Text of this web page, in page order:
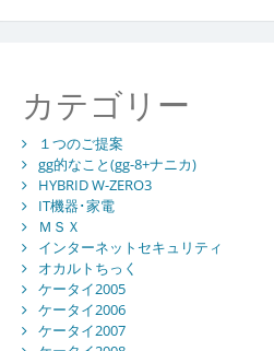
カテゴリー
１つのご提案
gg的なこと(gg-8+ナニカ)
HYBRID W-ZERO3
IT機器･家電
ＭＳＸ
インターネットセキュリティ
オカルトちっく
ケータイ2005
ケータイ2006
ケータイ2007